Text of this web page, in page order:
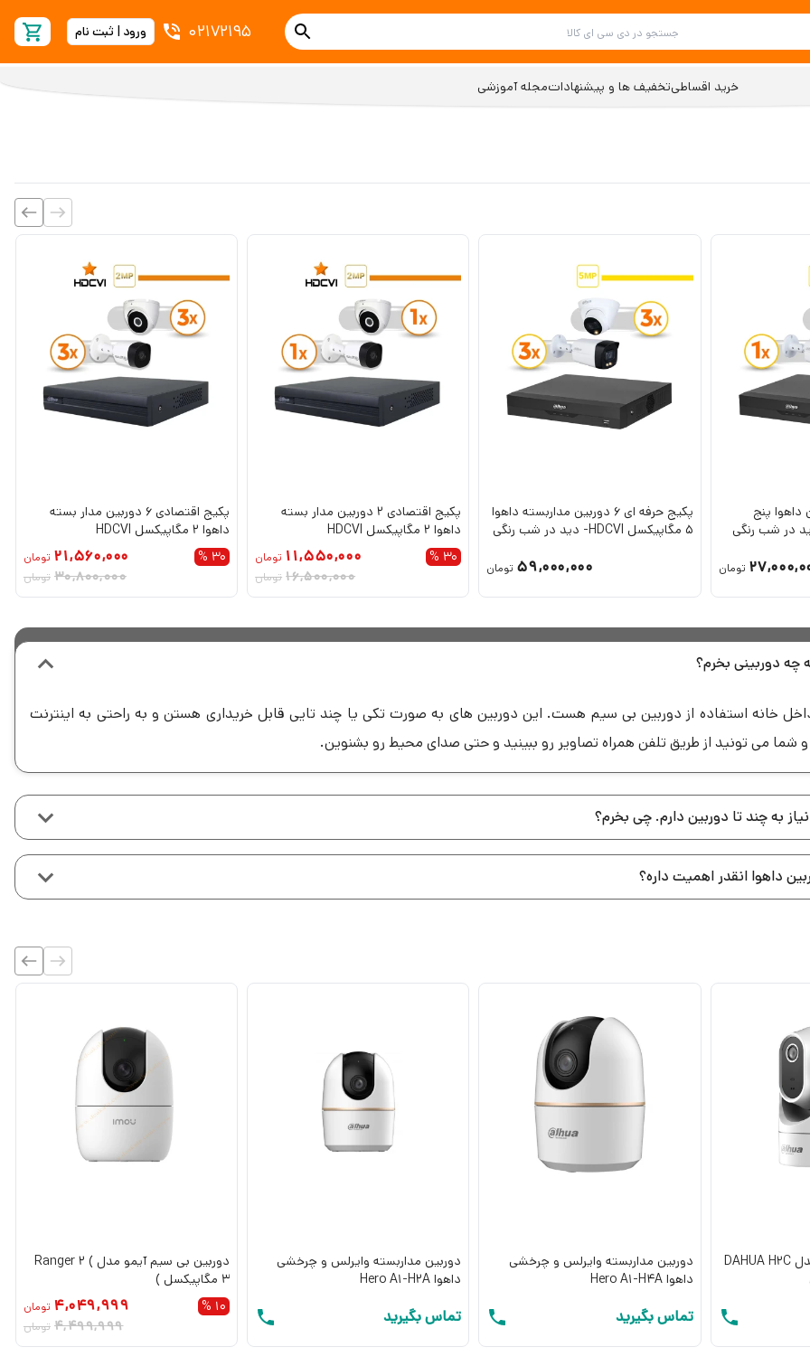
02172195 ورود | ثبت نام
خرید اقساطیتخفیف ها و پیشنهاداتمجله آموزشی
2 دوربین داهوا پنج
تومان
پکیج حرفه ای 6 دوربین مداربسته داهوا
5 مگاپیکسل HDCVI- دید در شب رنگی
59,000,000 تومان
پکیج اقتصادی 2 دوربین مدار بسته
داهوا 2 مگاپیکسل HDCVI
30 %
11,550,000 تومان
16,500,000 تومان
پکیج اقتصادی 6 دوربین مدار بسته
داهوا 2 مگاپیکسل HDCVI
30 %
21,560,000 تومان
30,800,000 تومان
چه دوربینی بخرم؟
داخل خانه استفاده از دوربین بی سیم هست. این دوربین های به صورت تکی یا چند تایی قابل خریداری هستن و به راحتی به اینترنت
می تونید از طریق تلفن همراه تصاویر رو ببینید و حتی صدای محیط رو بشنوین.
به چند تا دوربین دارم. چی بخرم؟
داهوا انقدر اهمیت داره؟
دوربین بیسیم داهوا مدل DAHUA H2C
دوربین مداربسته وایرلس و چرخشی
داهوا Hero A1-H4A
تماس بگیرید
دوربین مداربسته وایرلس و چرخشی
داهوا Hero A1-H2A
تماس بگیرید
دوربین بی سیم آیمو مدل Ranger 2 (
3 مگاپیکسل )
10 %
4,049,999 تومان
4,499,999 تومان